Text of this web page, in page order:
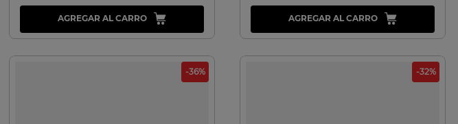
AGREGAR AL CARRO AGREGAR AL CARRO
-36% -32%